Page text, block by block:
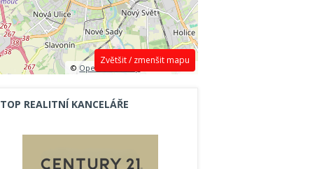
Zvětšit / zmenšit mapu
©OpenStreetMap contributors.
TOP REALITNÍ KANCELÁŘE